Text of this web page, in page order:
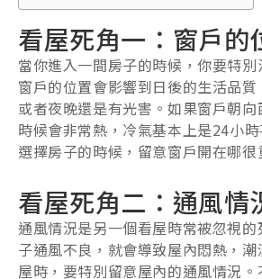
看屋死角一：窗戶的
當你進入一間房子的時候，你要特別
窗戶的位置會影響到日後的生活品
或者夜晚還是有光害。如果窗戶朝
時候會非常熱，冷氣基本上是24小
選擇房子的時候，留意窗戶開在哪很
看屋死角二：通風情
通風情況是另一個看屋時常被忽視
子通風不良，就會導致屋內悶熱，
屋時，要特別留意屋內的通風情況